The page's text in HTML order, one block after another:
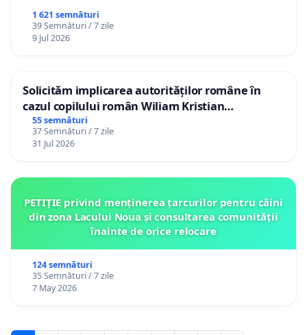
1 621 semnături
39 Semnături / 7 zile
9 Jul 2026
Solicităm implicarea autorităților române în
cazul copilului român Wiliam Kristian
Gheorghe, aflat în plasament în Danemarca de
12 ani
55 semnături
37 Semnături / 7 zile
31 Jul 2026
PETIȚIE privind menținerea țarcurilor pentru câini
din zona Lacului Noua și consultarea comunității
înainte de orice relocare
124 semnături
35 Semnături / 7 zile
7 May 2026